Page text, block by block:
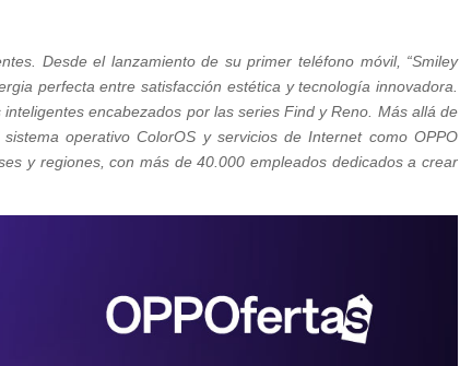
Desde el lanzamiento de su primer teléfono móvil, “Smiley
perfecta entre satisfacción estética y tecnología innovadora.
encabezados por las series Find y Reno. Más allá de
operativo ColorOS y servicios de Internet como OPPO
y regiones, con más de 40.000 empleados dedicados a crear